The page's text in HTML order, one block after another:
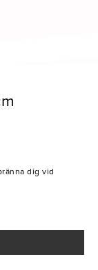
dig vid
till så mycket